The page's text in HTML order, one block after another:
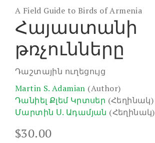
A Field Guide to Birds of Armenia
Հայաստանի
թռչունները
Դաշտային ուղեցույց
Martin S. Adamian (Author)
Դանիել Քլեմ Կրտսեր (Հեղինակ)
Մարտին Ս. Ադամյան (Հեղինակ)
$30.00